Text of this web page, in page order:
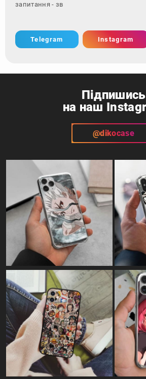
запитання - зверніться за ко
Telegram Instagram
Підпишись
на наш
@dikocase